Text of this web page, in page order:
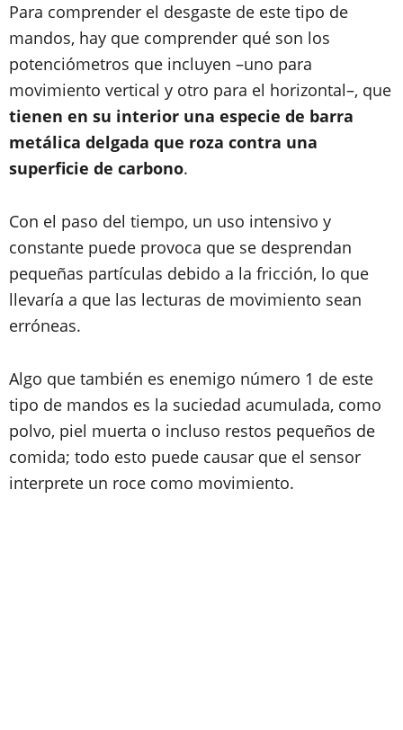
Para comprender el desgaste de este tipo de
mandos, hay que comprender qué son los
potenciómetros que incluyen –uno para
movimiento vertical y otro para el horizontal–, que
tienen en su interior una especie de barra
metálica delgada que roza contra una
superficie de carbono.
Con el paso del tiempo, un uso intensivo y
constante puede provoca que se desprendan
pequeñas partículas debido a la fricción, lo que
llevaría a que las lecturas de movimiento sean
erróneas.
Algo que también es enemigo número 1 de este
tipo de mandos es la suciedad acumulada, como
polvo, piel muerta o incluso restos pequeños de
comida; todo esto puede causar que el sensor
interprete un roce como movimiento.